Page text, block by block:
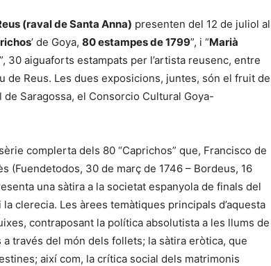
(raval de Santa Anna) presenten del 12 de juliol al
’ de Goya, 80 estampes de 1799”, i “Marià
”, 30 aiguaforts estampats per l’artista reusenc, entre
de Reus. Les dues exposicions, juntes, són el fruit de
Saragossa, el Consorcio Cultural Goya-
complerta dels 80 “Caprichos” que, Francisco de
(Fuendetodos, 30 de març de 1746 – Bordeus, 16
una sàtira a la societat espanyola de finals del
clerecia. Les àrees temàtiques principals d’aquesta
contraposant la política absolutista a les llums de
través del món dels follets; la sàtira eròtica, que
així com, la crítica social dels matrimonis